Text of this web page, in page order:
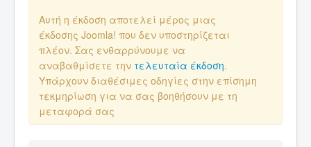
Αυτή η έκδοση αποτελεί μέρος μιας
έκδοσης Joomla! που δεν υποστηρίζεται
πλέον. Σας ενθαρρύνουμε να
αναβαθμίσετε την τελευταία έκδοση.
Υπάρχουν διαθέσιμες οδηγίες στην επίσημη
τεκμηρίωση για να σας βοηθήσουν με τη
μεταφορά σας